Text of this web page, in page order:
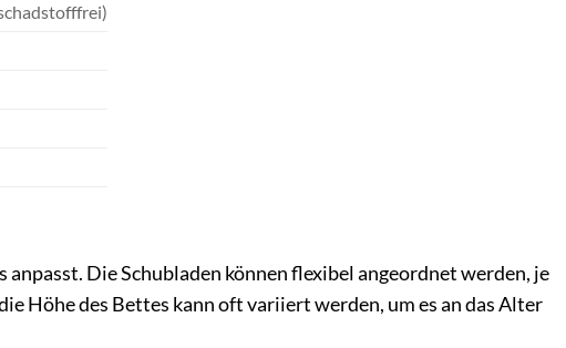
Die Schubladen können flexibel angeordnet werden, je
Höhe des Bettes kann oft variiert werden, um es an das Alter